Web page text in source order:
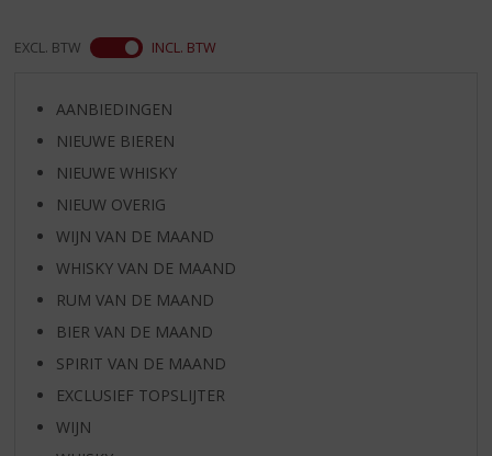
EXCL. BTW INCL. BTW
AANBIEDINGEN
NIEUWE BIEREN
NIEUWE WHISKY
NIEUW OVERIG
WIJN VAN DE MAAND
WHISKY VAN DE MAAND
RUM VAN DE MAAND
BIER VAN DE MAAND
SPIRIT VAN DE MAAND
EXCLUSIEF TOPSLIJTER
WIJN